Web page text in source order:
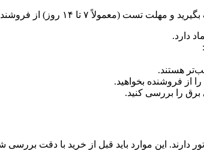
۷ تا ۱۴ روز) از فروشنده بخواهید.
دارد.
از فروشنده بخواهید.
را بررسی کنید.
این موارد باید قبل از خرید با دقت بررسی